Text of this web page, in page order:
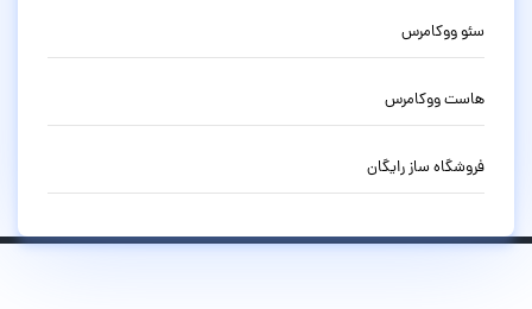
سئو ووکامرس
هاست ووکامرس
فروشگاه ساز رایگان